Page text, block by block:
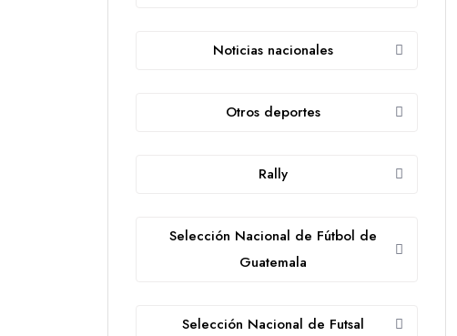
Noticias nacionales
Otros deportes
Rally
Selección Nacional de Fútbol de
Guatemala
Selección Nacional de Futsal